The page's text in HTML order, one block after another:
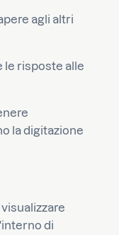
agli altri
le risposte alle
la digitazione
di